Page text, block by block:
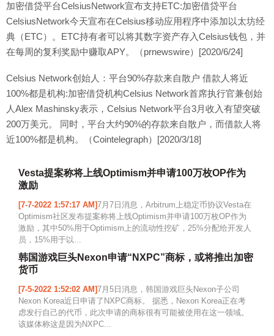
加密借贷平台CelsiusNetwork宣布支持ETC:加密借贷平台
CelsiusNetwork今天宣布在Celsius移动应用程序中添加以太坊经
典（ETC）。ETC持有者可以将其数字资产存入Celsius钱包，并
在每周的复利奖励中赚取APY。（prnewswire）[2020/6/24]
Celsius Network创始人：平台90%存款来自散户 借款人将近
100%都是机构:加密借贷机构Celsius Network首席执行官兼创始
人Alex Mashinsky表示，Celsius Network平台3月收入有望突破
200万美元。 同时，平台大约90%的存款来自散户，而借款人将
近100%都是机构。（Cointelegraph）[2020/3/18]
Vesta提案称将上线Optimism并申请100万枚OP作为
激励
[7-7-2022 1:57:17 AM]7月7日消息，Arbitrum上稳定币协议Vesta在
Optimism社区发布提案称将上线Optimism并申请100万枚OP作为
激励，其中50%用于Optimism上的流动性挖矿，25%分配给开发人
员，15%用于以...
韩国游戏巨头Nexon申请“NXPC”商标，或将推出加密
货币
[7-5-2022 1:52:02 AM]7月5日消息，韩国游戏巨头Nexon子公司
Nexon Korea近日申请了NXPC商标。 据悉，Nexon Korea正在考
虑发行自己的代币，此次申请的商标很有可能被使用在这一领域。
该媒体称这是因为NXPC...